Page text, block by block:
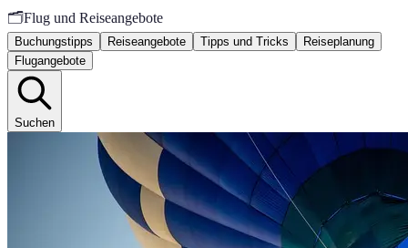
🗂️Flug und Reiseangebote
Buchungstipps Reiseangebote Tipps und Tricks
Reiseplanung
Flugangebote
Suchen